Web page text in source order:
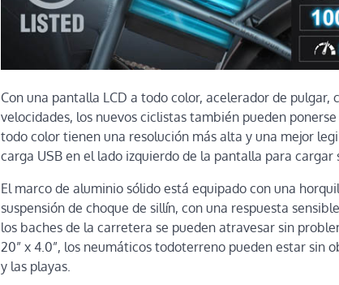
Con una pantalla LCD a todo color, acelerador de
velocidades, los nuevos ciclistas también pueden
todo color tienen una resolución más alta y una mejor
carga USB en el lado izquierdo de la pantalla para cargar
El marco de aluminio sólido está equipado con una
suspensión de choque de sillín, con una respuesta
los baches de la carretera se pueden atravesar sin
20” x 4.0”, los neumáticos todoterreno pueden estar sin
y las playas.